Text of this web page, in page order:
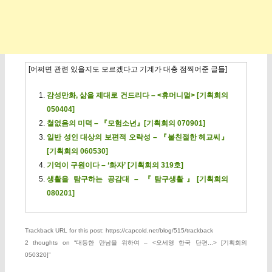
[어쩌면 관련 있을지도 모르겠다고 기계가 대충 점찍어준 글들]
감성만화, 삶을 제대로 건드리다 – <휴머니멀> [기획회의
050404]
철없음의 미덕 – 『모험소년』[기획회의 070901]
일반 성인 대상의 보편적 오락성 – 『불친절한 헤교씨』
[기획회의 060530]
기억이 구원이다 – ‘화자’ [기획회의 319호]
생활을 탐구하는 공감대 – 『탐구생활』[기획회의
080201]
Trackback URL for this post: https://capcold.net/blog/515/trackback
2 thoughts on “대등한 만남을 위하여 – <오세영 한국 단편...> [기획회의
050320]”